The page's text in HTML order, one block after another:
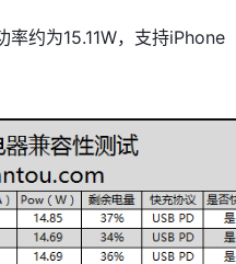
约为15.11W，支持iPhone